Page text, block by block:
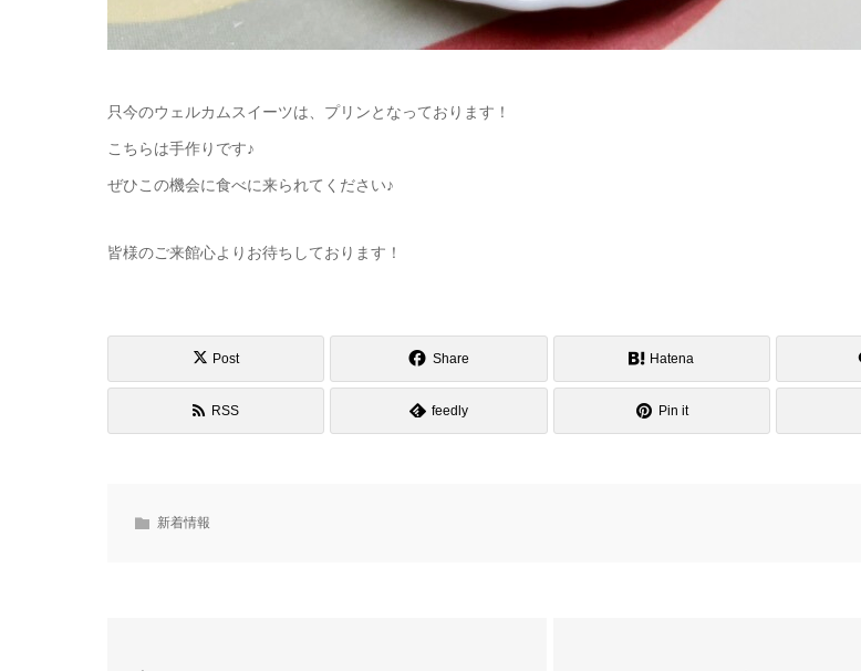
只今のウェルカムスイーツは、プリンとなっております！
こちらは手作りです♪
ぜひこの機会に食べに来られてください♪
皆様のご来館心よりお待ちしております！
Post Share Hatena
RSS feedly Pin it
新着情報